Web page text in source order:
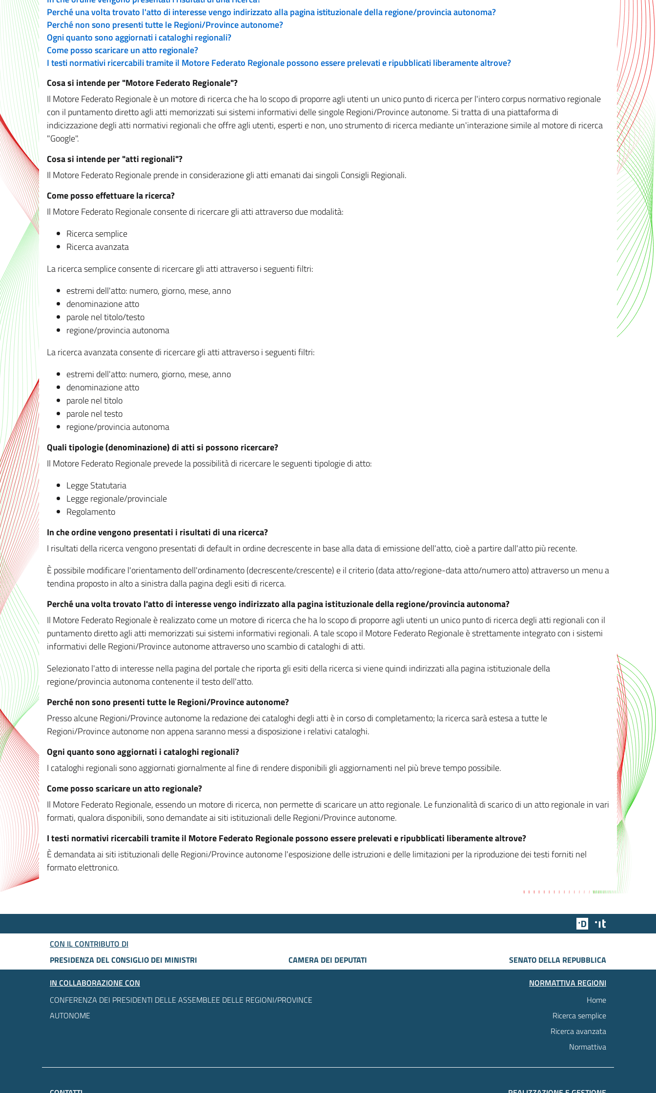
Perché una volta trovato l'atto di interesse vengo indirizzato alla pagina istituzionale della regione/provincia autonoma?
Perché non sono presenti tutte le Regioni/Province autonome?
Ogni quanto sono aggiornati i cataloghi regionali?
Come posso scaricare un atto regionale?
I testi normativi ricercabili tramite il Motore Federato Regionale possono essere prelevati e ripubblicati liberamente altrove?
Cosa si intende per "Motore Federato Regionale"?
Il Motore Federato Regionale è un motore di ricerca che ha lo scopo di proporre agli utenti un unico punto di ricerca per l'intero corpus normativo regionale
con il puntamento diretto agli atti memorizzati sui sistemi informativi delle singole Regioni/Province autonome. Si tratta di una piattaforma di
indicizzazione degli atti normativi regionali che offre agli utenti, esperti e non, uno strumento di ricerca mediante un'interazione simile al motore di ricerca
"Google".
Cosa si intende per "atti regionali"?
Il Motore Federato Regionale prende in considerazione gli atti emanati dai singoli Consigli Regionali.
Come posso effettuare la ricerca?
Il Motore Federato Regionale consente di ricercare gli atti attraverso due modalità:
Ricerca semplice
Ricerca avanzata
La ricerca semplice consente di ricercare gli atti attraverso i seguenti filtri:
estremi dell'atto: numero, giorno, mese, anno
denominazione atto
parole nel titolo/testo
regione/provincia autonoma
La ricerca avanzata consente di ricercare gli atti attraverso i seguenti filtri:
estremi dell'atto: numero, giorno, mese, anno
denominazione atto
parole nel titolo
parole nel testo
regione/provincia autonoma
Quali tipologie (denominazione) di atti si possono ricercare?
Il Motore Federato Regionale prevede la possibilità di ricercare le seguenti tipologie di atto:
Legge Statutaria
Legge regionale/provinciale
Regolamento
In che ordine vengono presentati i risultati di una ricerca?
I risultati della ricerca vengono presentati di default in ordine decrescente in base alla data di emissione dell'atto, cioè a partire dall'atto più recente.
È possibile modificare l'orientamento dell'ordinamento (decrescente/crescente) e il criterio (data atto/regione-data atto/numero atto) attraverso un menu a
tendina proposto in alto a sinistra dalla pagina degli esiti di ricerca.
Perché una volta trovato l'atto di interesse vengo indirizzato alla pagina istituzionale della regione/provincia autonoma?
Il Motore Federato Regionale è realizzato come un motore di ricerca che ha lo scopo di proporre agli utenti un unico punto di ricerca degli atti regionali con il
puntamento diretto agli atti memorizzati sui sistemi informativi regionali. A tale scopo il Motore Federato Regionale è strettamente integrato con i sistemi
informativi delle Regioni/Province autonome attraverso uno scambio di cataloghi di atti.
Selezionato l'atto di interesse nella pagina del portale che riporta gli esiti della ricerca si viene quindi indirizzati alla pagina istituzionale della
regione/provincia autonoma contenente il testo dell'atto.
Perché non sono presenti tutte le Regioni/Province autonome?
Presso alcune Regioni/Province autonome la redazione dei cataloghi degli atti è in corso di completamento; la ricerca sarà estesa a tutte le
Regioni/Province autonome non appena saranno messi a disposizione i relativi cataloghi.
Ogni quanto sono aggiornati i cataloghi regionali?
I cataloghi regionali sono aggiornati giornalmente al fine di rendere disponibili gli aggiornamenti nel più breve tempo possibile.
Come posso scaricare un atto regionale?
Il Motore Federato Regionale, essendo un motore di ricerca, non permette di scaricare un atto regionale. Le funzionalità di scarico di un atto regionale in vari
formati, qualora disponibili, sono demandate ai siti istituzionali delle Regioni/Province autonome.
I testi normativi ricercabili tramite il Motore Federato Regionale possono essere prelevati e ripubblicati liberamente altrove?
È demandata ai siti istituzionali delle Regioni/Province autonome l'esposizione delle istruzioni e delle limitazioni per la riproduzione dei testi forniti nel
formato elettronico.
Team Digitale
CON IL CONTRIBUTO DI
PRESIDENZA DEL CONSIGLIO DEI MINISTRI
CAMERA DEI DEPUTATI
SENATO DELLA REPUBBLICA
IN COLLABORAZIONE CON
CONFERENZA DEI PRESIDENTI DELLE ASSEMBLEE DELLE REGIONI/PROVINCE
AUTONOME
NORMATTIVA REGIONI
Home
Ricerca semplice
Ricerca avanzata
Normattiva